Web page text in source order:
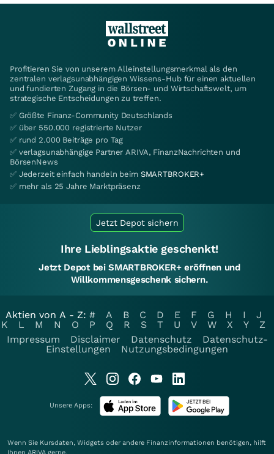
Profitieren Sie von unserem Alleinstellungsmerkmal als den
zentralen verlagsunabhängigen Wissens-Hub für einen aktuellen
und fundierten Zugang in die Börsen- und Wirtschaftswelt, um
strategische Entscheidungen zu treffen.
✅ Größte Finanz-Community Deutschlands
✅ über 550.000 registrierte Nutzer
✅ rund 2.000 Beiträge pro Tag
✅ verlagsunabhängige Partner ARIVA, FinanzNachrichten und
BörsenNews
✅ Jederzeit einfach handeln beim SMARTBROKER+
✅ mehr als 25 Jahre Marktpräsenz
Jetzt Depot sichern
Ihre Lieblingsaktie geschenkt!
Jetzt Depot bei SMARTBROKER+ eröffnen und
Willkommensgeschenk sichern.
Aktien von A - Z: # A B C D E F G H I
J
K
L M N O P Q R S T U V W X Y
Z
Impressum
Disclaimer Datenschutz
Datenschutz-
Einstellungen
Nutzungsbedingungen
Unsere Apps:
Wenn Sie Kursdaten, Widgets oder andere Finanzinformationen benötigen, hilft